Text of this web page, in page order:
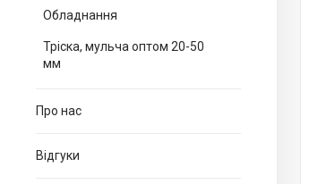
Обладнання
Тріска, мульча оптом 20-50
мм
Про нас
Відгуки